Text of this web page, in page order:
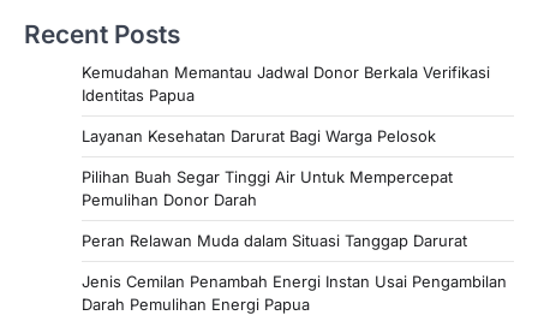
Recent Posts
Kemudahan Memantau Jadwal Donor Berkala Verifikasi
Identitas Papua
Layanan Kesehatan Darurat Bagi Warga Pelosok
Pilihan Buah Segar Tinggi Air Untuk Mempercepat
Pemulihan Donor Darah
Peran Relawan Muda dalam Situasi Tanggap Darurat
Jenis Cemilan Penambah Energi Instan Usai Pengambilan
Darah Pemulihan Energi Papua